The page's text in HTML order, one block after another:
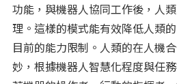
功能，與機器人協同工作後，人
理。這樣的模式能有效降低人類
目前的能力限制。人類的在人機
妙，根據機器人智慧化程度與任